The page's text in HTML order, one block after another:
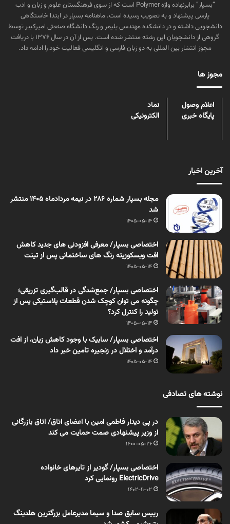
“بسپار” برابرنهاده واژه Polymer است که از سوی فرهنگستان علوم و زبان و ادب
پارسی پیشنهاد و به تصویب رسیده است. ماهنامه بسپار در ابتدا خاستگاهی
دانشجویی داشته و در دانشکده مهندسی پلیمر و رنگ دانشگاه صنعتی امیرکبیر توسط
گروهی از دانشجویان این رشته منتشر شده است. پس از آن در سال ۱۳۷۶ با دریافت
مجوز انتشار بین المللی به دو زبان فارسی و انگلیسی فعالیت خود را ادامه داد.
مجوز ها
اعلام وصول
پایگاه خبری
نماد
الکترونیکی
آخرین اخبار
مجله بسپار شماره 286 در نیمه مردادماه 1405 منتشر
شد
1405-05-14
اختصاصی بسپار/ معرفی افزودنی های جدید کاهش
افت ویسکوزیته رنگ های ساختمانی پس از تینت
1405-05-14
اختصاصی بسپار/ جمع‌شدگی در قالب‌گیری تزریقی؛
چگونه می توان کوچک شدن قطعات پلاستیکی پس از
تولید را کنترل کرد؟
1405-05-14
اختصاصی بسپار/ سابیک با وجود کاهش زیان، از افت
درآمد و اختلال در زنجیره تامین خبر داد
1405-05-14
نوشته های تصادفی
در پی دیدار فاطمی امین با اعضای اتاق/ اتاق بازرگانی
از وزیر پیشنهادی صمت حمایت می کند
1400-05-26
اختصاصی بسپار/ گودیر از تایرهای خانواده
ElectricDrive رونمایی کرد
1402-11-02
رییس سابق صدا و سیما مدیرعامل بزرگترین هلدینگ